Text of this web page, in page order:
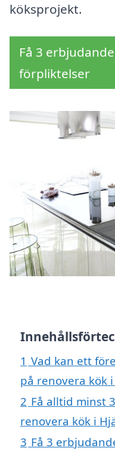
köksprojekt.
Få 3
förpliktelser
1 Vad kan ett
på renovera kök
2 Få alltid minst
renovera kök i
3 Få 3